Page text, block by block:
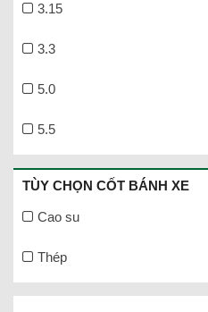
3.15
3.3
5.0
5.5
TÙY CHỌN CỐT BÁNH XE
Cao su
Thép